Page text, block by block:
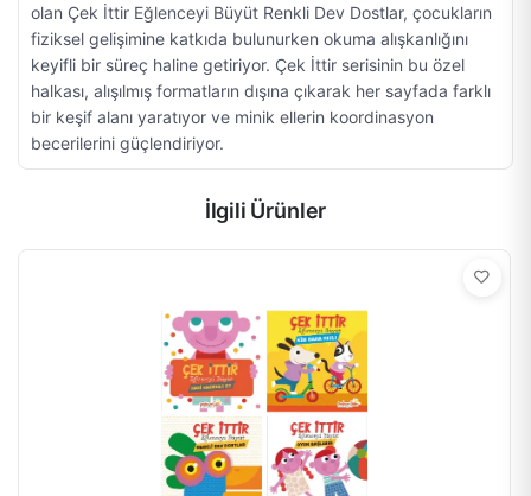
olan Çek İttir Eğlenceyi Büyüt Renkli Dev Dostlar, çocukların
fiziksel gelişimine katkıda bulunurken okuma alışkanlığını
keyifli bir süreç haline getiriyor. Çek İttir serisinin bu özel
halkası, alışılmış formatların dışına çıkarak her sayfada farklı
bir keşif alanı yaratıyor ve minik ellerin koordinasyon
becerilerini güçlendiriyor.
İlgili Ürünler